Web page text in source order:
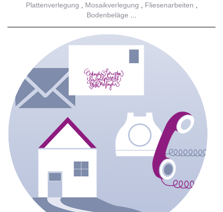
Plattenverlegung Mosaikverlegung
Fliesenarbeiten
Bodenbeläge